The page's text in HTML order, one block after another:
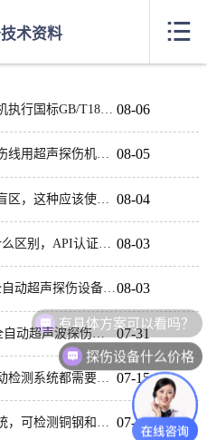
超声波探伤设备型号
探伤设备生产厂家
探伤设备案例
综合实力
合作单位
招聘信息
术资料 
山科飞泰轴承钢棒材超声波探伤机执行国标GB/T18254和GB/T4162‑2022标准 08-06
山科飞泰生产的圆钢离线精整探伤线用超声探伤机采用相控阵超声检测模式 08-05
钢管进行超声波探伤会存在管端盲区，这种应该使用什么方法检测 08-04
08-03
可满足API Spec 5L 管线管认证全自动超声探伤设备厂商08-03
直缝管线管API认证用在线焊缝全自动超声波探伤设备 07-31
钛合金管无损探伤采用超声波自动检测系统都需要购买哪些产品 07-15
国产复合钢管超声波自动探伤系统，可检测铜钢和铝钢材质管材内容缺陷 07-13
探伤设备什么价格
有具体方案可以看吗？